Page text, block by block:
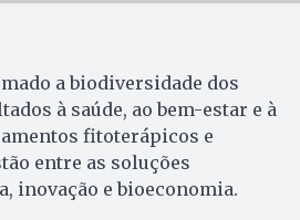
a biodiversidade dos
à saúde, ao bem-estar e à
fitoterápicos e
entre as soluções
inovação e bioeconomia.